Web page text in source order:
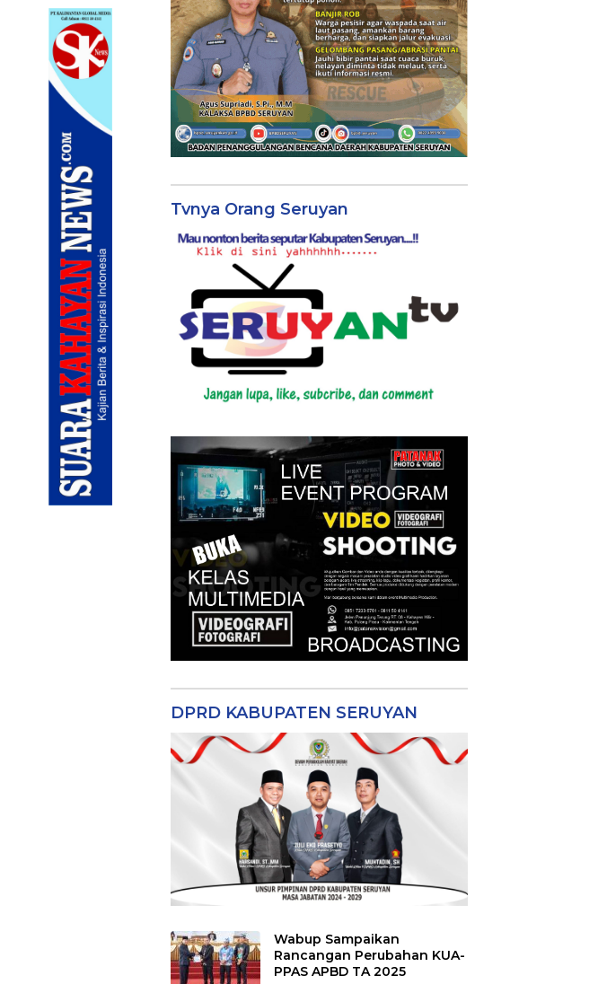
Tvnya Orang Seruyan
DPRD KABUPATEN SERUYAN
Wabup Sampaikan
Rancangan Perubahan KUA-
PPAS APBD TA 2025